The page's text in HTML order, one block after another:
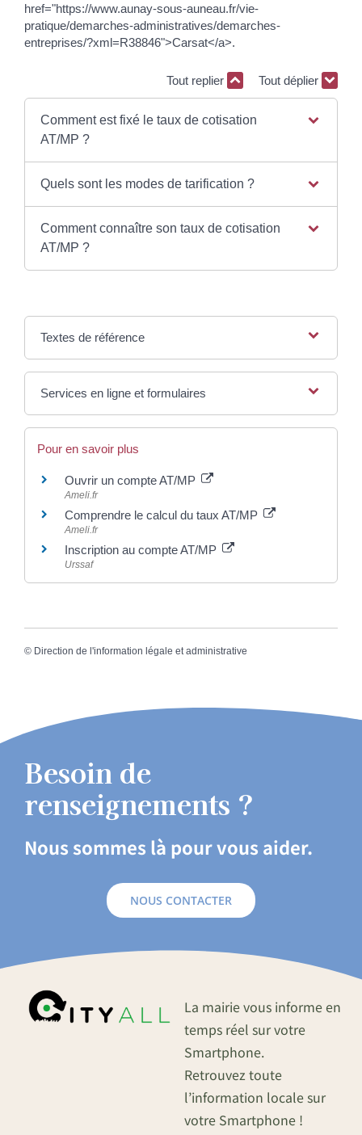
href="https://www.aunay-sous-auneau.fr/vie-
pratique/demarches-administratives/demarches-
entreprises/?xml=R38846">Carsat</a>.
Tout replier Tout déplier
Comment est fixé le taux de cotisation
AT/MP ?
Quels sont les modes de tarification ?
Comment connaître son taux de cotisation
AT/MP ?
Textes de référence
Services en ligne et formulaires
Pour en savoir plus
Ouvrir un compte AT/MP
Ameli.fr
Comprendre le calcul du taux AT/MP
Ameli.fr
Inscription au compte AT/MP
Urssaf
© Direction de l'information légale et administrative
Besoin de
renseignements ?
Nous sommes là pour vous aider.
NOUS CONTACTER
La mairie vous informe en
temps réel sur votre
Smartphone.
Retrouvez toute
l’information locale sur
votre Smartphone !